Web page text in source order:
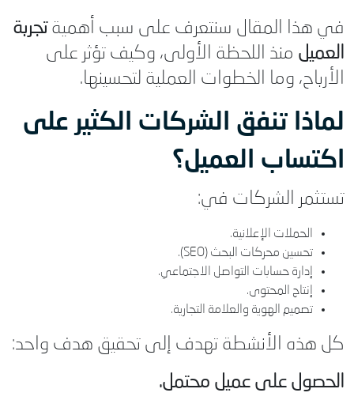
في هذا المقال سنتعرف على سبب أهميةتجربة
العميل منذ اللحظة الأولى، وكيف تؤثر على
الأرباح، وما الخطوات العملية لتحسينها.
لماذا تنفق الشركات الكثير على
اكتساب العميل؟
تستثمر الشركات في:
الحملات الإعلانية.
تحسين محركات البحث (SEO).
إدارة حسابات التواصل الاجتماعي.
إنتاج المحتوى.
تصميم الهوية والعلامة التجارية.
كل هذه الأنشطة تهدف إلى تحقيق هدف واحد:
الحصول على عميل محتمل.